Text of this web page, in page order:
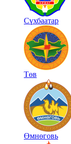
Сүхбаатар
Төв
Өмнөговь